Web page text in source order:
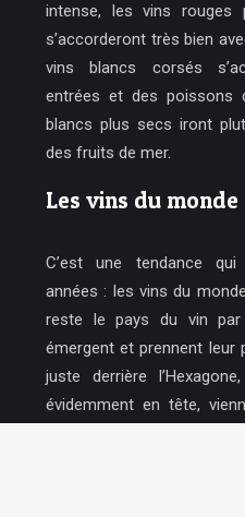
intense, les vins rouges
s’accorderont très bien
vins blancs corsés
entrées et des poissons
blancs plus secs iront
des fruits de mer.
Les vins du monde
C’est une tendance qui
années : les vins du
reste le pays du vin par
émergent et prennent leur
juste derrière
évidemment en tête,